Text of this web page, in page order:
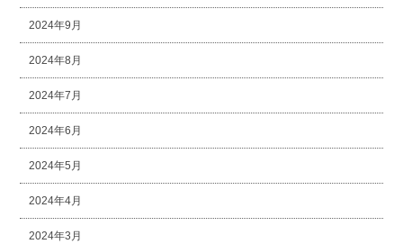
2024年9月
2024年8月
2024年7月
2024年6月
2024年5月
2024年4月
2024年3月